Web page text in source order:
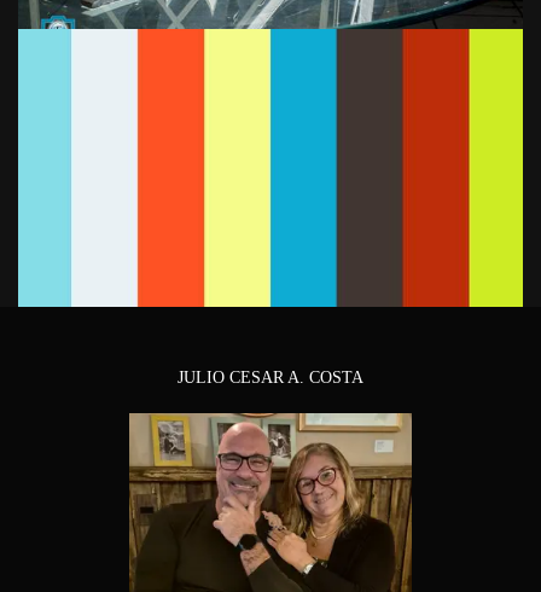
JULIO CESAR A. COSTA